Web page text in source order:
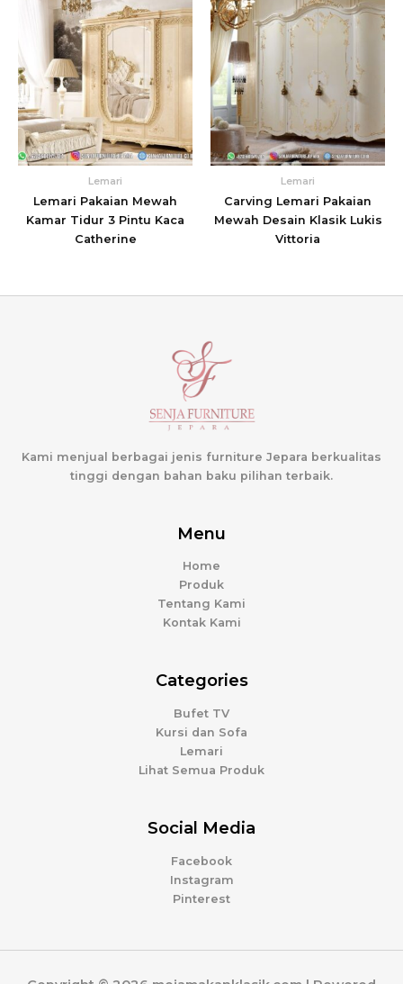
Lemari
Lemari Pakaian Mewah
Kamar Tidur 3 Pintu Kaca
Catherine
Lemari
Carving Lemari Pakaian
Mewah Desain Klasik Lukis
Vittoria
Kami menjual berbagai jenis furniture Jepara berkualitas
tinggi dengan bahan baku pilihan terbaik.
Menu
Home
Produk
Tentang Kami
Kontak Kami
Categories
Bufet TV
Kursi dan Sofa
Lemari
Lihat Semua Produk
Social Media
Facebook
Instagram
Pinterest